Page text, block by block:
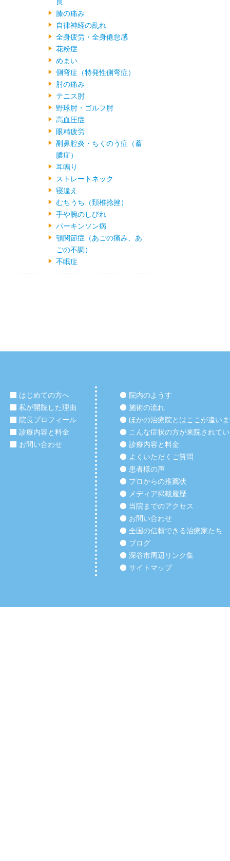
膝の痛み
自律神経の乱れ
全身疲労・全身倦怠感
花粉症
めまい
側弯症（特発性側弯症）
肘の痛み
テニス肘
野球肘・ゴルフ肘
高血圧症
眼精疲労
副鼻腔炎・ちくのう症（蓄
膿症）
耳鳴り
ストレートネック
寝違え
むちうち（頚椎捻挫）
手や腕のしびれ
パーキンソン病
顎関節症（あごの痛み、あ
ごの不調）
不眠症
はじめての方へ
私が開院した理由
院長プロフィール
診療内容と料金
お問い合わせ
院内のようす
施術の流れ
ほかの治療院とはここが違い
こんな症状の方が来院されて
診療内容と料金
よくいただくご質問
患者様の声
プロからの推薦状
メディア掲載履歴
当院までのアクセス
お問い合わせ
全国の信頼できる治療家たち
ブログ
深谷市周辺リンク集
サイトマップ